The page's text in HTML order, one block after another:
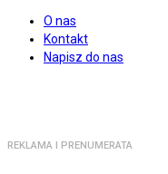
O nas
Kontakt
Napisz do nas
REKLAMA I PRENUMERATA